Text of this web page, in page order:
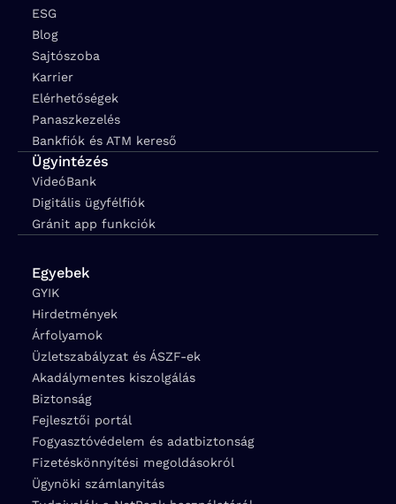
ESG
Blog
Sajtószoba
Karrier
Elérhetőségek
Panaszkezelés
Bankfiók és ATM kereső
Ügyintézés
VideóBank
Digitális ügyfélfiók
Gránit app funkciók
Egyebek
GYIK
Hirdetmények
Árfolyamok
Üzletszabályzat és ÁSZF-ek
Akadálymentes kiszolgálás
Biztonság
Fejlesztői portál
Fogyasztóvédelem és adatbiztonság
Fizetéskönnyítési megoldásokról
Ügynöki számlanyitás